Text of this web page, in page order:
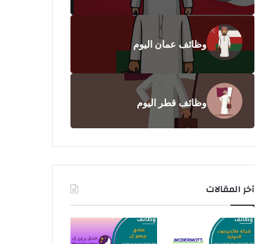
وظائف عمان اليوم
وظائف قطر اليوم
آخر المقالات